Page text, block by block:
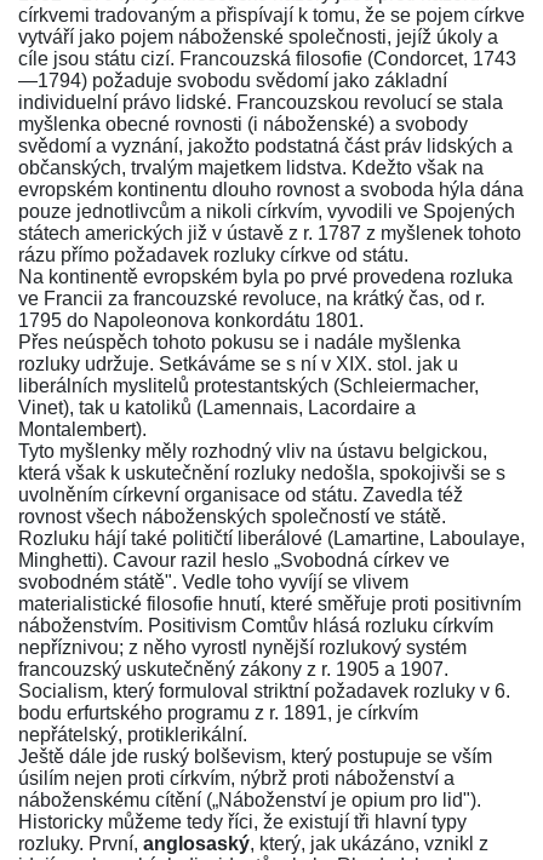
církvemi tradovaným a přispívají k tomu, že se pojem církve
vytváří jako pojem náboženské společnosti, jejíž úkoly a
cíle jsou státu cizí. Francouzská filosofie (Condorcet, 1743
—1794) požaduje svobodu svědomí jako základní
individuelní právo lidské. Francouzskou revolucí se stala
myšlenka obecné rovnosti (i náboženské) a svobody
svědomí a vyznání, jakožto podstatná část práv lidských a
občanských, trvalým majetkem lidstva. Kdežto však na
evropském kontinentu dlouho rovnost a svoboda hýla dána
pouze jednotlivcům a nikoli církvím, vyvodili ve Spojených
státech amerických již v ústavě z r. 1787 z myšlenek tohoto
rázu přímo požadavek rozluky církve od státu.
Na kontinentě evropském byla po prvé provedena rozluka
ve Francii za francouzské revoluce, na krátký čas, od r.
1795 do Napoleonova konkordátu 1801.
Přes neúspěch tohoto pokusu se i nadále myšlenka
rozluky udržuje. Setkáváme se s ní v XIX. stol. jak u
liberálních myslitelů protestantských (Schleiermacher,
Vinet), tak u katoliků (Lamennais, Lacordaire a
Montalembert).
Tyto myšlenky měly rozhodný vliv na ústavu belgickou,
která však k uskutečnění rozluky nedošla, spokojivši se s
uvolněním církevní organisace od státu. Zavedla též
rovnost všech náboženských společností ve státě.
Rozluku hájí také političtí liberálové (Lamartine, Laboulaye,
Minghetti). Cavour razil heslo „Svobodná církev ve
svobodném státě". Vedle toho vyvíjí se vlivem
materialistické filosofie hnutí, které směřuje proti positivním
náboženstvím. Positivism Comtův hlásá rozluku církvím
nepříznivou; z něho vyrostl nynější rozlukový systém
francouzský uskutečněný zákony z r. 1905 a 1907.
Socialism, který formuloval striktní požadavek rozluky v 6.
bodu erfurtského programu z r. 1891, je církvím
nepřátelský, protiklerikální.
Ještě dále jde ruský bolševism, který postupuje se vším
úsilím nejen proti církvím, nýbrž proti náboženství a
náboženskému cítění („Náboženství je opium pro lid").
Historicky můžeme tedy říci, že existují tři hlavní typy
rozluky. První, anglosaský, který, jak ukázáno, vznikl z